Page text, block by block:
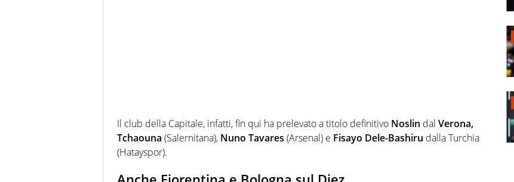
Il club della Capitale, infatti, fin qui ha prelevato a titolo definitivo Noslin dal Verona,
Tchaouna (Salernitana), Nuno Tavares (Arsenal) e Fisayo Dele-Bashiru dalla Turchia
(Hatayspor).